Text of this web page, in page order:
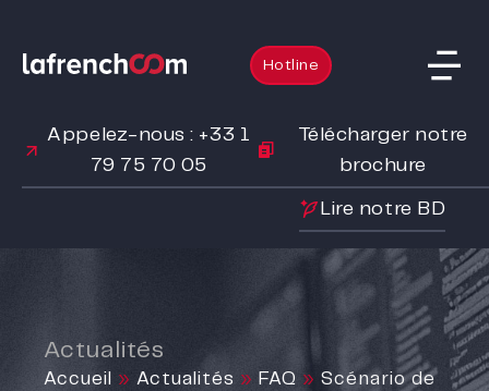
Hotline
Appelez-nous : +33 1
79 75 70 05
Télécharger notre
brochure
Lire notre BD
Actualités
Accueil » Actualités » FAQ » Scénario de